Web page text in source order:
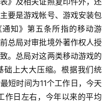
要是游戏帐号、游戏安装包
知》第五条所指的移动游
总局对审批境外著作权人授
。总局对这两类移动游戏的
础上大大压缩。根据我们统
短时间为11个工作日，今天
作日左右，今年以来的平均